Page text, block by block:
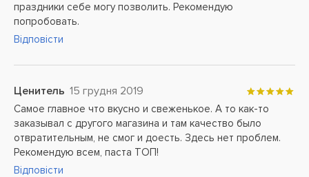
праздники себе могу позволить. Рекомендую
попробовать.
Відповісти
Ценитель 15 грудня 2019
Самое главное что вкусно и свеженькое. А то как-то
заказывал с другого магазина и там качество было
отвратительным, не смог и доесть. Здесь нет проблем.
Рекомендую всем, паста ТОП!
Відповісти